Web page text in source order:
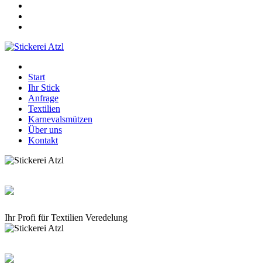
Start
Ihr Stick
Anfrage
Textilien
Karnevalsmützen
Über uns
Kontakt
Ihr Profi für Textilien Veredelung